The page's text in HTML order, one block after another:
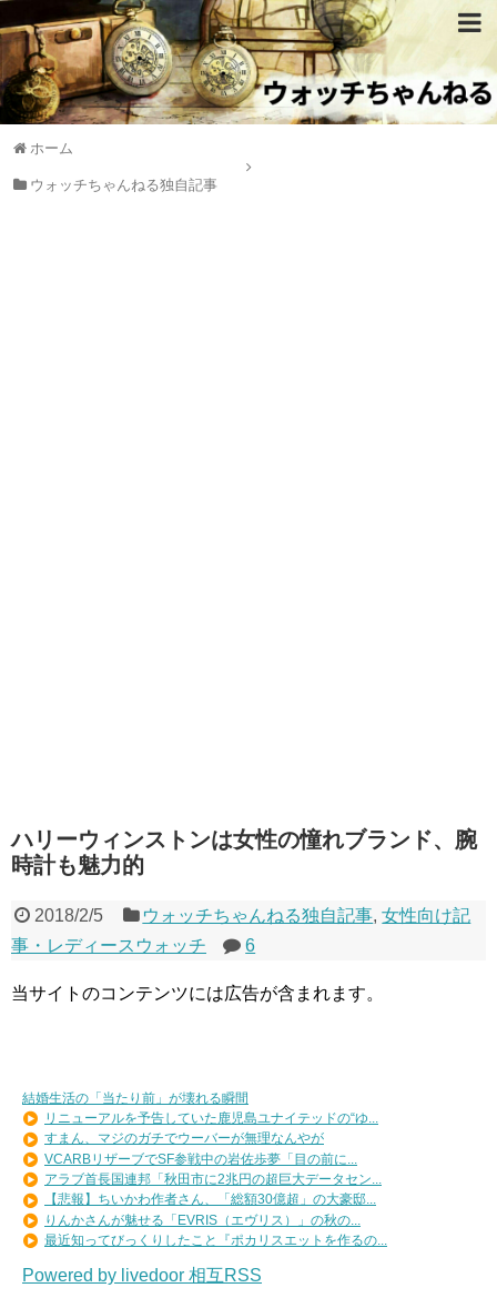
ホーム
ウォッチちゃんねる独自記事
ハリーウィンストンは女性の憧れブランド、腕
時計も魅力的
2018/2/5 ウォッチちゃんねる独自記事,女性向け記
事・レディースウォッチ
6
当サイトのコンテンツには広告が含まれます。
結婚生活の「当たり前」が壊れる瞬間
リニューアルを予告していた鹿児島ユナイテッドの“ゆ...
すまん、マジのガチでウーバーが無理なんやが
VCARBリザーブでSF参戦中の岩佐歩夢「目の前に...
アラブ首長国連邦「秋田市に2兆円の超巨大データセン...
【悲報】ちいかわ作者さん、「総額30億超」の大豪邸...
りんかさんが魅せる「EVRIS（エヴリス）」の秋の...
最近知ってびっくりしたこと『ポカリスエットを作るの...
Powered by livedoor 相互RSS